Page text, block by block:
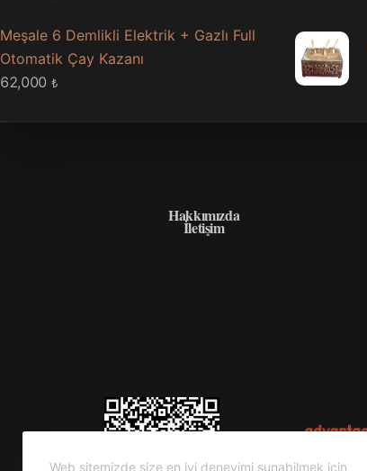
Web sitemizde size en iyi deneyimi sunabilmek için
Meşale 6 Demlikli Elektrik + Gazlı Full
Otomatik Çay Kazanı
62,000 ₺
Hakkımızda
İletişim